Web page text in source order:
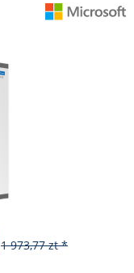
1 973,77 zt *